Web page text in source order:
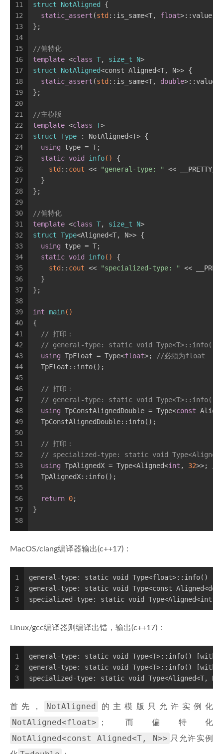
11
12
13
14
15
16
17
18
19
20
21
22
23
24
25
26
27
28
29
30
31
32
33
34
35
36
37
38
39
40
41
42
43
44
45
46
47
48
49
50
51
52
53
54
55
56
57
58
struct
NotAligned
{
static_assert (std ::is_same<T, float>::value,
};
//偏特化
template <class T, size_t N>
struct
NotAligned<const Aligned<T, N>> {
static_assert (std ::is_same<T, double
};
//主模版
template <class T>
struct Type :
NotAligned<T> {
using type = T;
static void info()
{
std :: cout << "general-type: "
<<
  }
};
//偏特化
template <class T, size_t N>
struct Type<Aligned<T, N>> {
using type = T;
static void info()
{
std :: cout << "specialized-type: "
<<
  }
};
int main()
{
// 打印：
// general-type: static void
using TpFloat = Type<float>;
//必须为float
  TpFloat::info();
// 打印：
// general-type: static void Type<T>::info()
using TpConstAlignedDouble = Type<const
  TpConstAlignedDouble::info();
// 打印：
// specialized-type: static void
using TpAlignedX = Type<Aligned<int , 32>>;
  TpAlignedX::info();
return 0;
}
MacOS/clang编译器输出(c++17)：
1
2
3
general-type: static void Type<float>::info()
general-type: static void Type<const
specialized-type: static void
Linux/gcc编译器则编译出错，输出(c++17)：
1
2
3
general-type: static void Type<T>::info() [with
general-type: static void Type<T>::info() [with
specialized-type: static void Type<Aligned<T,
首先， NotAligned 的主模版只允许实例化
NotAligned<float> ；而偏特化
NotAligned<const Aligned<T, N>> 只允许实例